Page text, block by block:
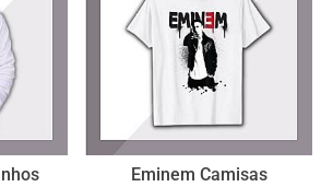
Eminem Camisas